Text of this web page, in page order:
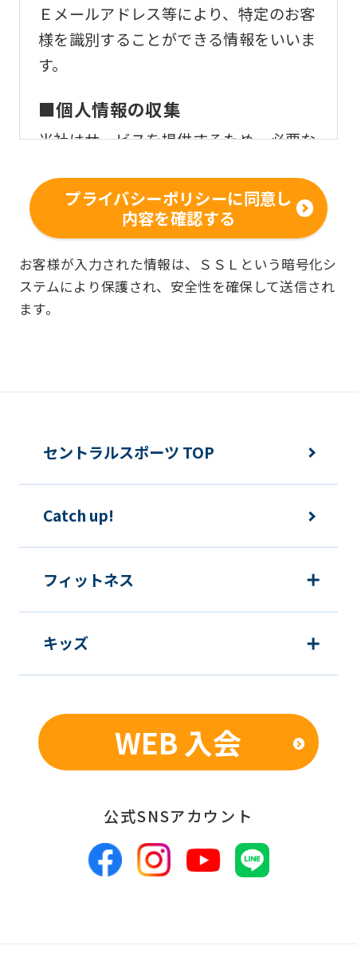
Ｅメールアドレス等により、特定のお客
様を識別することができる情報をいいま
す。
■個人情報の収集
当社はサービスを提供するため、必要な
客様の個人情報を収集いたします。
■個人情報の利用
お客様からお預かりした個人情報は、以
下の目的で使用させて頂きます。また、
違法または不当な行為を助長し、または
ご利用上の諸連絡や利用状況の確認の
む）等、新商品・サービスの立案・開
発・実施のため
新商品・サービスやイベント情報を含
個人を特定できないよう加工したうえ
での統計的なデータの作成、活用、公
■個人情報の管理
当社は、お客様からお預かりした個人情
ざん、紛失等がないよう適正な管理に努
めます。当社において安全管理のために
講じている措置の内容については、本プ
プライバシーポリシーに同意し
内容を確認する
お客様が入力された情報は、ＳＳＬという暗号化シ
ステムにより保護され、安全性を確保して送信され
ます。
セントラルスポーツ TOP
Catch up!
フィットネス
キッズ
WEB 入会
公式SNSアカウント